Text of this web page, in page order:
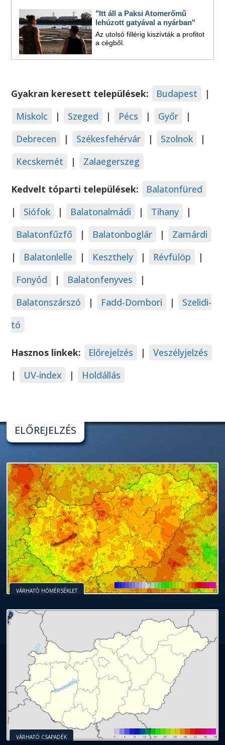
"Itt áll a Paksi Atomerőmű
lehúzott gatyával a nyárban"
Az utolsó fillérig kiszívták a profitot
a cégből.
Gyakran keresett települések: Budapest
|
Miskolc
| Szeged | Pécs | Győr
|
Debrecen
| Székesfehérvár | Szolnok
|
Kecskemét
| Zalaegerszeg
Kedvelt tóparti települések:
Balatonfüred
|
Siófok | Balatonalmádi | Tihany
|
Balatonfűzfő
| Balatonboglár |
Zamárdi
|
Balatonlelle | Keszthely | Révfülöp
|
Fonyód
| Balatonfenyves
|
Balatonszárszó
| Fadd-Dombori |
Szelidi-
tó
Hasznos linkek: Előrejelzés |
Veszélyjelzés
|
UV-index | Holdállás
ELŐREJELZÉS
VÁRHATÓ HŐMÉRSÉKLET
VÁRHATÓ CSAPADÉK